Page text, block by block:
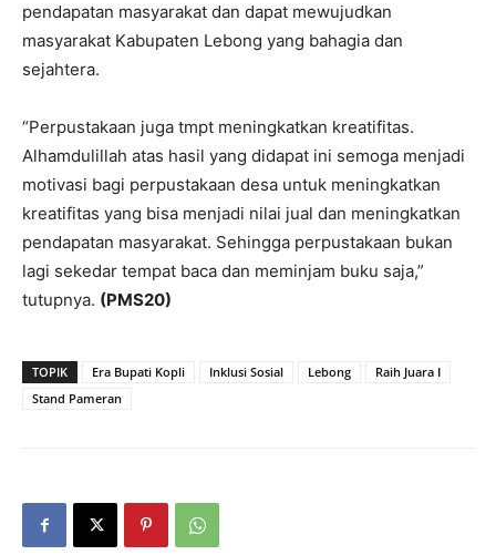
pendapatan masyarakat dan dapat mewujudkan
masyarakat Kabupaten Lebong yang bahagia dan
sejahtera.
“Perpustakaan juga tmpt meningkatkan kreatifitas.
Alhamdulillah atas hasil yang didapat ini semoga menjadi
motivasi bagi perpustakaan desa untuk meningkatkan
kreatifitas yang bisa menjadi nilai jual dan meningkatkan
pendapatan masyarakat. Sehingga perpustakaan bukan
lagi sekedar tempat baca dan meminjam buku saja,”
tutupnya. (PMS20)
TOPIK Era Bupati Kopli Inklusi Sosial Lebong
Raih Juara I
Stand Pameran